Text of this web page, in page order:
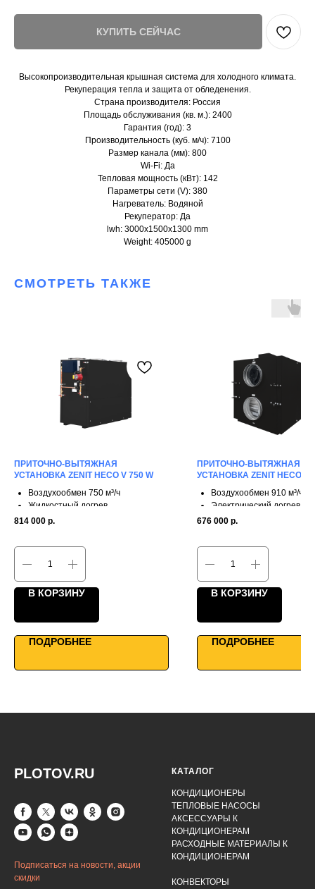
КУПИТЬ СЕЙЧАС
Высокопроизводительная крышная система для холодного климата.
Рекуперация тепла и защита от обледенения.
Страна производителя: Россия
Площадь обслуживания (кв. м.): 2400
Гарантия (год): 3
Производительность (куб. м/ч): 7100
Размер канала (мм): 800
Wi-Fi: Да
Тепловая мощность (кВт): 142
Параметры сети (V): 380
Нагреватель: Водяной
Рекуператор: Да
lwh: 3000x1500x1300 mm
Weight: 405000 g
СМОТРЕТЬ ТАКЖЕ
ПРИТОЧНО-ВЫТЯЖНАЯ
УСТАНОВКА ZENIT HECO V 750 W
Воздухообмен 750 м³/ч
Жидкостный догрев
3 ступени рекуперации
WiFi управление
814 000 р.
В КОРЗИНУ
ПОДРОБНЕЕ
ПРИТОЧНО-ВЫТЯЖНАЯ
УСТАНОВКА ZENIT HECO X
Воздухообмен 910 м³/ч
Электрический догрев
3 ступени рекуперации
WiFi управление
676 000 р.
В КОРЗИНУ
ПОДРОБНЕЕ
PLOTOV.RU
Подписаться на новости, акции
скидки
КАТАЛОГ
КОНДИЦИОНЕРЫ
ТЕПЛОВЫЕ НАСОСЫ
АКСЕССУАРЫ К
КОНДИЦИОНЕРАМ
РАСХОДНЫЕ МАТЕРИАЛЫ К
КОНДИЦИОНЕРАМ
КОНВЕКТОРЫ